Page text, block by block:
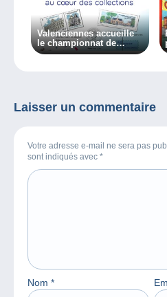
Valenciennes accueille
le championnat de
France de philatélie le
Laisser un commentaire
Votre adresse e-mail ne sera pas
sont indiqués avec *
Nom *